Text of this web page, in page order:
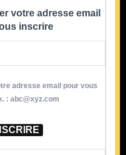
Formations
Contact
votre adresse email
inscrire
adresse email pour vous
: abc@xyz.com